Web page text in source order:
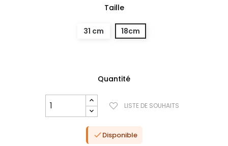
Taille
31 cm 18cm
Quantité
LISTE DE SOUHAITS
Disponible